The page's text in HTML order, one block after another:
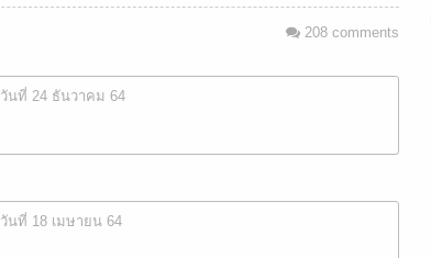
208 comments
วันที่ 24 ธันวาคม 64
วันที่ 18 เมษายน 64